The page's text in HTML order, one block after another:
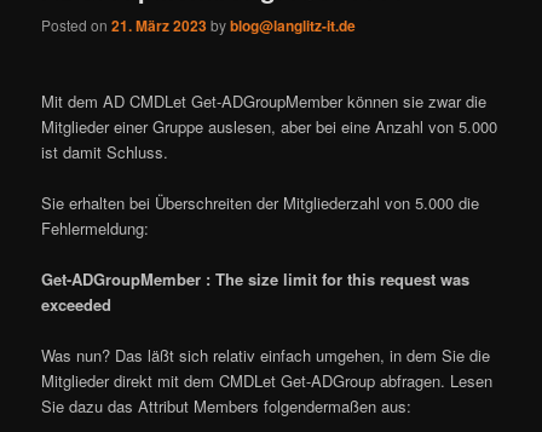
Posted on21. März 2023byblog@langlitz-it.de
Mit dem AD CMDLet Get-ADGroupMember können sie zwar die
Mitglieder einer Gruppe auslesen, aber bei eine Anzahl von 5.000
ist damit Schluss.
Sie erhalten bei Überschreiten der Mitgliederzahl von 5.000 die
Fehlermeldung:
Get-ADGroupMember : The size limit for this request was
exceeded
Was nun? Das läßt sich relativ einfach umgehen, in dem Sie die
Mitglieder direkt mit dem CMDLet Get-ADGroup abfragen. Lesen
Sie dazu das Attribut Members folgendermaßen aus: